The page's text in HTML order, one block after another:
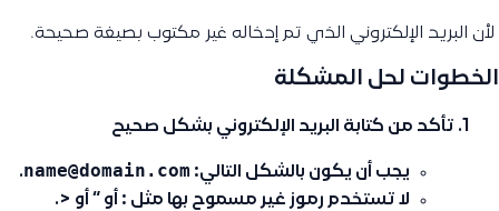
لأن البريد الإلكتروني الذي تم إدخاله غير مكتوب بصيغة صحيحة.
الخطوات لحل المشكلة
تأكد من كتابة البريد الإلكتروني بشكل صحيح
يجب أن يكون بالشكل التالي: name@domain.com
.
لا تستخدم رموز غير مسموح بها مثل : أو “ أو <
.